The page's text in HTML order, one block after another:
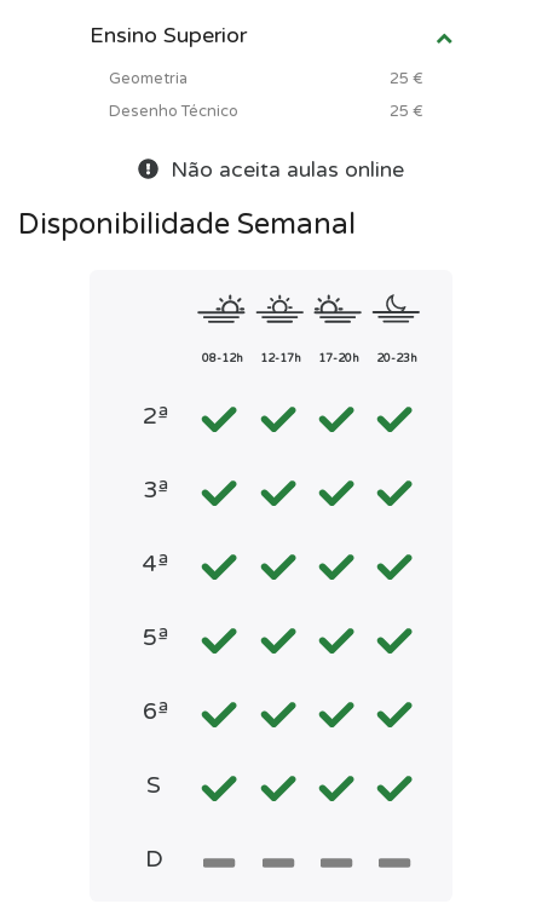
Ensino Superior
Geometria
25 €
Desenho Técnico
25 €
Não aceita aulas online
Disponibilidade Semanal
08-12h 12-17h 17-20h 20-23h
2ª
3ª
4ª
5ª
6ª
S
D